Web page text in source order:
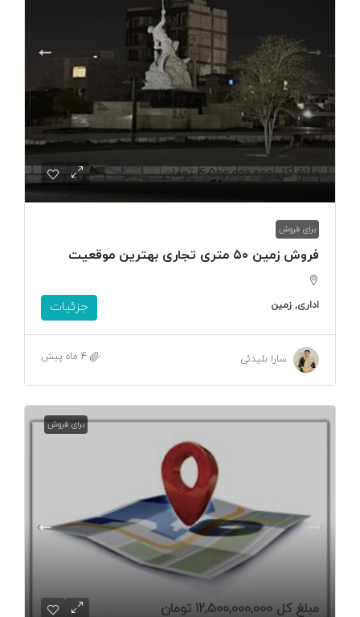
مبلغ کل4,500,000,000 تومان
برای فروش
فروش زمین ۵۰ متری تجاری بهترین موقعیت
اداری, زمین جزئیات
سارا بلیدئی 4 ماه پیش
برای فروش
مبلغ کل 12,500,000,000 تومان